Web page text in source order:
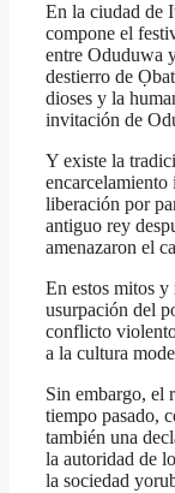
En la ciudad de
compone el
entre Oduduwa
destierro de
dioses y la
invitación de
Y existe la
liberación por
antiguo rey
amenazaron el
En estos mitos
usurpación del
conflicto
a la cultura
Sin embargo, el
tiempo pasado,
también una
la autoridad de
la sociedad